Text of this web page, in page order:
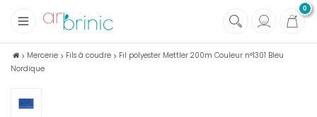
0
+
Tissus
Mercerie
Soins et Santé au naturel
Mercerie Fils à coudre
Fil polyester Mettler 200m Couleur n°1301 Bleu
Nordique